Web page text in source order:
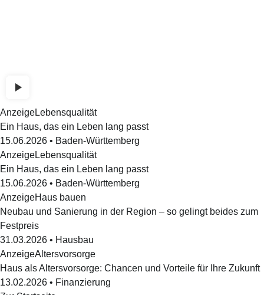
AnzeigeLebensqualität
Ein Haus, das ein Leben lang passt
15.06.2026 • Baden-Württemberg
AnzeigeLebensqualität
Ein Haus, das ein Leben lang passt
15.06.2026 • Baden-Württemberg
AnzeigeHaus bauen
Neubau und Sanierung in der Region – so gelingt beides zum
Festpreis
31.03.2026 • Hausbau
AnzeigeAltersvorsorge
Haus als Altersvorsorge: Chancen und Vorteile für Ihre Zukunft
13.02.2026 • Finanzierung